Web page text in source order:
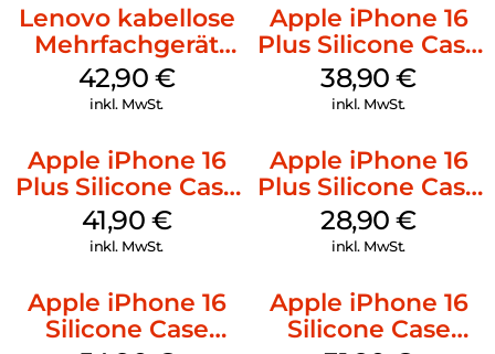
Lenovo kabellose
Mehrfachgerät
Luna Grey
42,90 €
inkl. MwSt.
Apple iPhone 16
Plus Silicone Case
MagSafe Denim
38,90€
inkl. MwSt.
Apple iPhone 16
Plus Silicone Case
MagSafe Stone
Gray
41,90 €
inkl. MwSt.
Apple iPhone 16
Plus Silicone Case
MagSafe Black
28,90€
inkl. MwSt.
Apple iPhone 16
Silicone Case
Apple iPhone 16
Silicone Case